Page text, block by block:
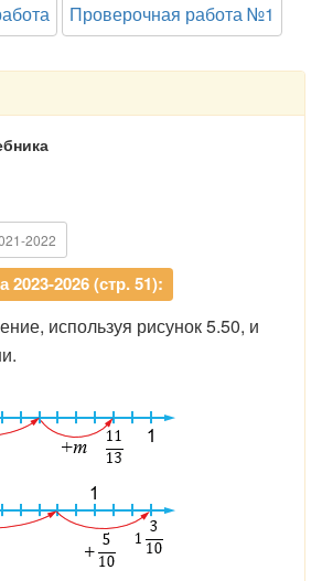
Проверочная работа №1
2022
2026 (стр. 51):
используя рисунок 5.50, и